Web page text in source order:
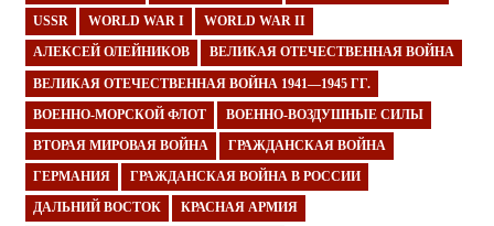
USSR WORLD WAR I WORLD WAR II
АЛЕКСЕЙ ОЛЕЙНИКОВ ВЕЛИКАЯ ОТЕЧЕСТВЕННАЯ ВОЙНА
ВЕЛИКАЯ ОТЕЧЕСТВЕННАЯ ВОЙНА 1941—1945 ГГ.
ВОЕННО-МОРСКОЙ ФЛОТ ВОЕННО-ВОЗДУШНЫЕ СИЛЫ
ВТОРАЯ МИРОВАЯ ВОЙНА ГРАЖДАНСКАЯ ВОЙНА
ГЕРМАНИЯ ГРАЖДАНСКАЯ ВОЙНА В РОССИИ
ДАЛЬНИЙ ВОСТОК КРАСНАЯ АРМИЯ